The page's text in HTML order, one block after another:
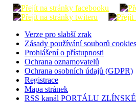
Verze pro slabší zrak
Zásady používání souborů cookies
Prohlášení o přístupnosti
Ochrana oznamovatelů
Ochrana osobních údajů (GDPR)
Registrace
Mapa stránek
RSS kanál PORTÁLU